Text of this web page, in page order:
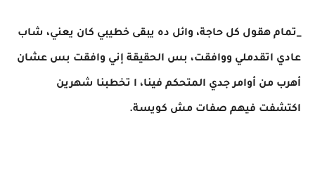
_تمام هقول كل حاجة، وائل ده يبقى خطيبي كان يعني، شاب
عادي اتقدملي ووافقت، بس الحقيقة إني وافقت بس عشان
أهرب من أوامر جدي المتحكم فينا، ا تخطبنا شهرين
اكتشفت فيهم صفات مش كويسة.